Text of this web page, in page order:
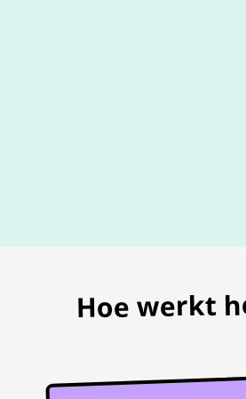
Hoe werkt